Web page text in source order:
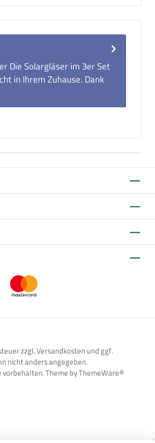
Die Solargläser im 3er Set
in Ihrem Zuhause. Dank
zzgl. Versandkosten und ggf.
nicht anders angegeben.
vorbehalten. Theme byThemeWare®